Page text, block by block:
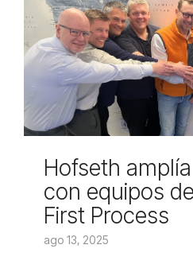
Hofseth
con equipos
First Process
ago 13, 2025